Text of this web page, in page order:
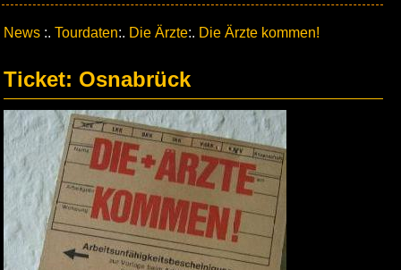
News :. Tourdaten:. Die Ärzte:. Die Ärzte kommen!
Ticket: Osnabrück